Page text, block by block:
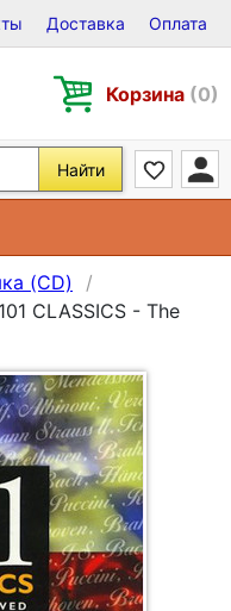
Виниле, CD и DVD
Доставка Оплата
Корзина (0)
Найти
(CD)
101 CLASSICS - The